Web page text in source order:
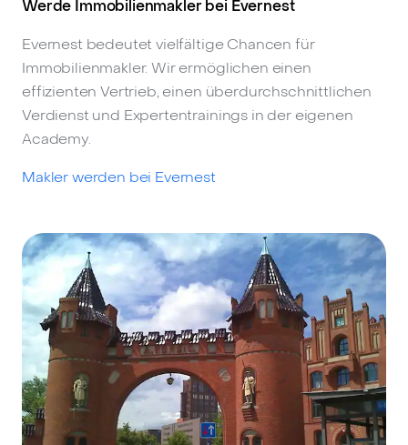
Werde Immobilienmakler bei Evernest
Evernest bedeutet vielfältige Chancen für
Immobilienmakler. Wir ermöglichen einen
effizienten Vertrieb, einen überdurchschnittlichen
Verdienst und Expertentrainings in der eigenen
Academy.
Makler werden bei Evernest